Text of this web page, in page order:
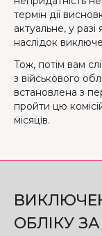
термін дії
актуальне, у
наслідок
Тож, потім вам
з військового
встановлена з
пройти цю
місяців.
ОБЛІКУ